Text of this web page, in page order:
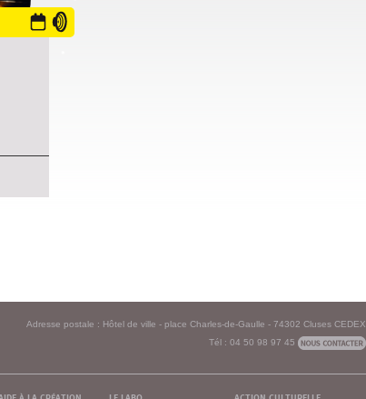
Adresse postale : Hôtel de ville - place Charles-de-Gaulle - 74302 Cluses CEDEX
Tél : 04 50 98 97 45
à la création le labo action culturelle